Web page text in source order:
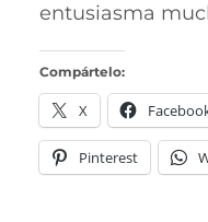
entusiasma
Compártelo:
X
Pinterest